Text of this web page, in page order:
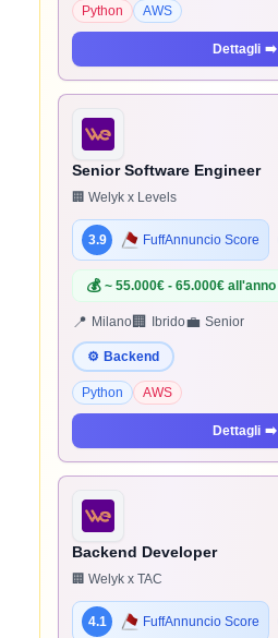
Python AWS
Dettagli ➡️
Senior Software Engineer
🏢 Welyk x Levels
3.9 FuffAnnuncio Score
💰 ~ 55.000€ - 65.000€ all'anno
📍 Milano🏢 Ibrido💼 Senior
⚙️ Backend
Python AWS
Dettagli ➡️
Backend Developer
🏢 Welyk x TAC
4.1 FuffAnnuncio Score